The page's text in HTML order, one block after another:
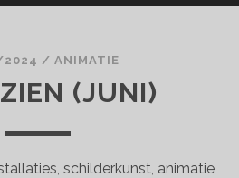
/ ANIMATIE
(JUNI)
schilderkunst, animatie